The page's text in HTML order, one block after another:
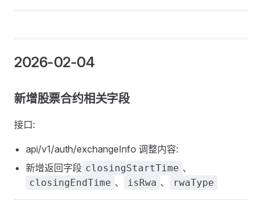
2026-02-04
新增股票合约相关字段
接口:
api/v1/auth/exchangeInfo 调整内容:
新增返回字段 closingStartTime 、
closingEndTime 、 isRwa 、 rwaType